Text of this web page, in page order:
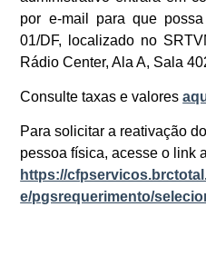
por e-mail para que
01/DF, localizado no
Rádio Center, Ala A, Sala
Consulte taxas e valores
Para solicitar a reativação
pessoa física, acesse o link
https://
e/pgsrequerimento/